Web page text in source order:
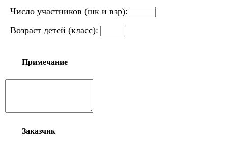
Число участников (шк и взр):
Возраст детей (класс):
Примечание
Заказчик